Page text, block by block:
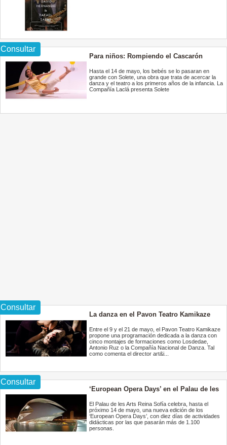
Consultar
Para niños: Rompiendo el Cascarón
Hasta el 14 de mayo, los bebés se lo pasaran en
grande con Solete, una obra que trata de acercar la
danza y el teatro a los primeros años de la infancia. La
Compañía Laclá presenta Solete
Consultar
La danza en el Pavon Teatro Kamikaze
Entre el 9 y el 21 de mayo, el Pavon Teatro Kamikaze
propone una programación dedicada a la danza con
cinco montajes de formaciones como Losdedae,
Antonio Ruz o la Compañía Nacional de Danza. Tal
como comenta el director art&i...
Consultar
‘European Opera Days’ en el Palau de les
El Palau de les Arts Reina Sofía celebra, hasta el
próximo 14 de mayo, una nueva edición de los
‘European Opera Days’, con diez días de actividades
didácticas por las que pasarán más de 1.100
personas.